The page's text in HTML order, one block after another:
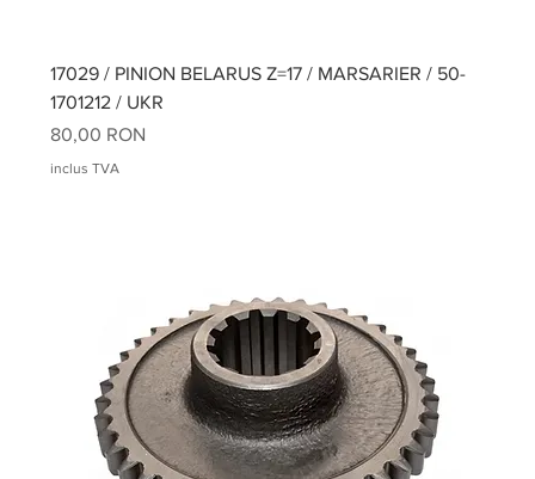
17029 / PINION BELARUS Z=17 / MARSARIER / 50-
1701212 / UKR
Preț
80,00 RON
inclus TVA